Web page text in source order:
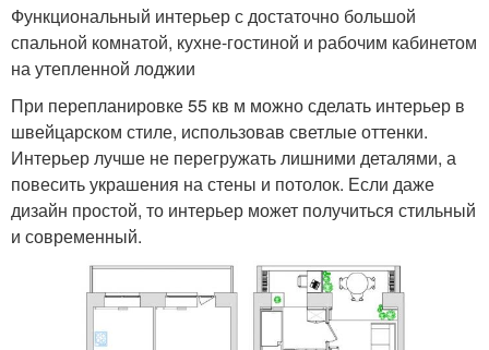
Функциональный интерьер с достаточно большой
спальной комнатой, кухне-гостиной и рабочим кабинетом
на утепленной лоджии
При перепланировке 55 кв м можно сделать интерьер в
швейцарском стиле, использовав светлые оттенки.
Интерьер лучше не перегружать лишними деталями, а
повесить украшения на стены и потолок. Если даже
дизайн простой, то интерьер может получиться стильный
и современный.